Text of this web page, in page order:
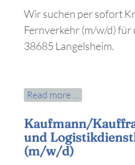
Wir suchen per sofort
Fernverkehr (m/w/d) für
38685 Langelsheim.
Read more …
Kraftfahrer
nationalen
Fernverkehr
Kaufmann/
und
(m/w/d)